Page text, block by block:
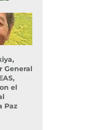
General
el
Paz